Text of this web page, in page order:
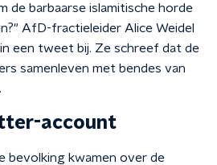
de barbaarse islamitische horde
AfD-fractieleider Alice Weidel
een tweet bij. Ze schreef dat de
samenleven met bendes van
account
bevolking kwamen over de